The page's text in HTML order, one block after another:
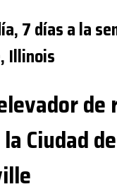
7 días a la
Illinois
de
Ciudad de